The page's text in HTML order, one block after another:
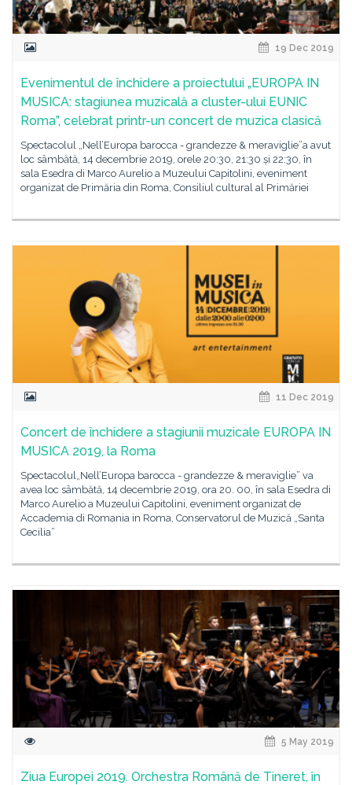
19 Dec 2019
Evenimentul de închidere a proiectului „EUROPA IN
MUSICA: stagiunea muzicală a cluster-ului EUNIC
Roma”, celebrat printr-un concert de muzica clasică
Spectacolul „Nell’Europa barocca - grandezze & meraviglie”a avut
loc sâmbătă, 14 decembrie 2019, orele 20:30, 21:30 și 22:30, în
sala Esedra di Marco Aurelio a Muzeului Capitolini, eveniment
organizat de Primăria din Roma, Consiliul cultural al Primăriei
11 Dec 2019
Concert de închidere a stagiunii muzicale EUROPA IN
MUSICA 2019, la Roma
Spectacolul„Nell’Europa barocca - grandezze & meraviglie” va
avea loc sâmbătă, 14 decembrie 2019, ora 20. 00, în sala Esedra di
Marco Aurelio a Muzeului Capitolini, eveniment organizat de
Accademia di Romania in Roma, Conservatorul de Muzică „Santa
Cecilia”
5 May 2019
Ziua Europei 2019. Orchestra Română de Tineret, în